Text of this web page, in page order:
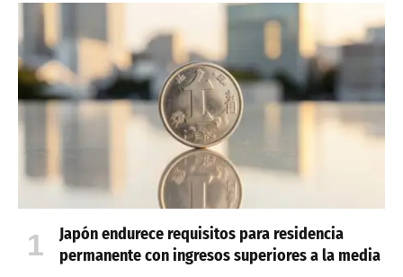
Japón endurece requisitos para residencia
permanente con ingresos superiores a la media